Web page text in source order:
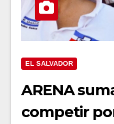
EL SALVADOR
ARENA
competir